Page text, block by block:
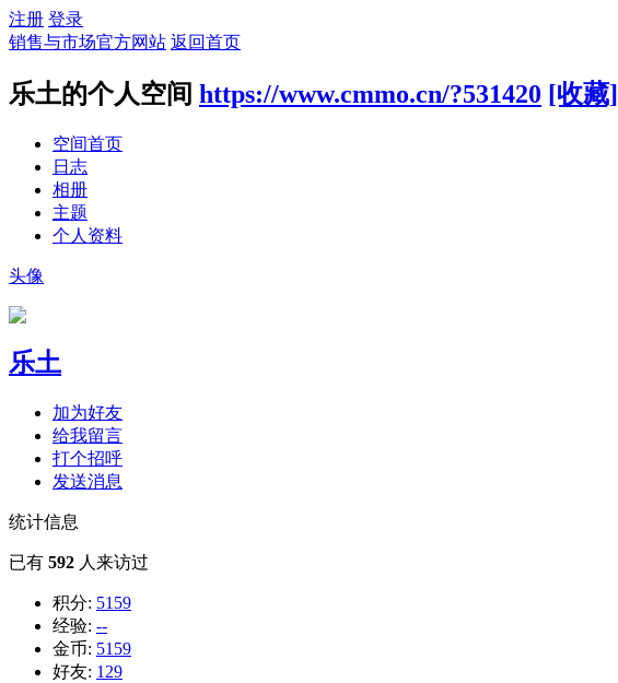
注册 登录
销售与市场官方网站 返回首页
乐土的个人空间 https://www.cmmo.cn/?531420 [收藏]
空间首页
日志
相册
主题
个人资料
头像
乐土
加为好友
给我留言
打个招呼
发送消息
统计信息
已有 592 人来访过
积分: 5159
经验: --
金币: 5159
好友: 129